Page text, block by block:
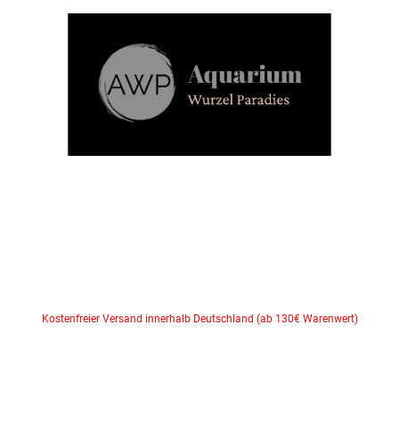
Kostenfreier Versand innerhalb Deutschland (ab 130€ Warenwert)